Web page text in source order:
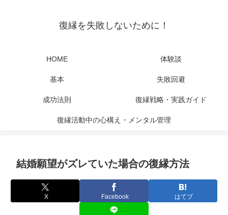
復縁を失敗しないために！
HOME 体験談
基本 失敗回避
成功法則 復縁戦略・実践ガイド
復縁活動中の心構え・メンタル管理
結婚願望がズレていた場合の復縁方法
X Facebook はてブ